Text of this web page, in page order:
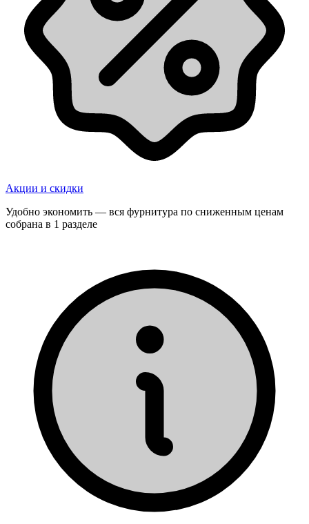
Акции и скидки
Удобно экономить — вся фурнитура по сниженным ценам
собрана в 1 разделе